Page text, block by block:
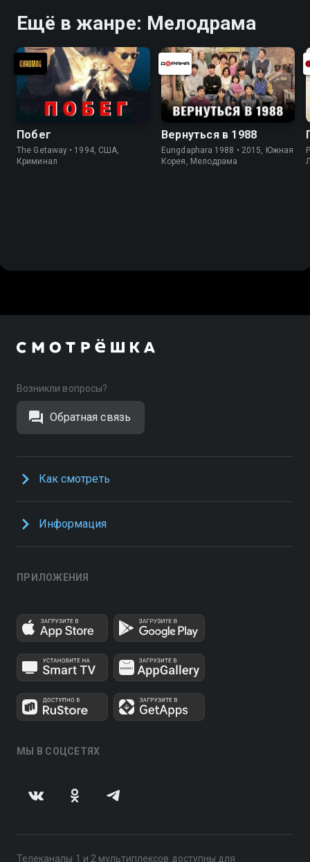
Ещё в жанре: Мелодрама
Побег
The Getaway • 1994, США,
Криминал
Вернуться в 1988
Eungdaphara 1988 • 2015, Южная
Корея, Мелодрама
Возникли вопросы?
Обратная связь
Как смотреть
Информация
ПРИЛОЖЕНИЯ
МЫ В СОЦСЕТЯХ
Телеканалы 1 и 2 мультиплексов доступны для